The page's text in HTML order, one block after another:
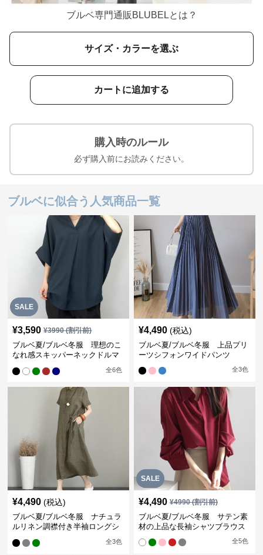
ブルベ専門通販BLUBELとは？
サイズ・カラーを選ぶ
カートに追加する
購入時のルール
必ず購入前にお読みください。
ブルベに似合う人気商品一覧
SALE
¥3,590 ¥3990(割引前)
ブルベ夏/ブルベ冬服 理想のこ
なれ感スキッパーネックドルマ
全6色
¥4,490 (税込)
ブルベ夏/ブルベ冬服 上品プリ
ーツシフォンワイドパンツ
全3色
¥4,490 (税込)
ブルベ夏/ブルベ冬服 ナチュラ
ルリネン調襟付き半袖ロングシ
全3色
SALE
¥4,490 ¥4990(割引前)
ブルベ夏/ブルベ冬服 サテン素
材の上品な長袖シャツブラウス
全5色